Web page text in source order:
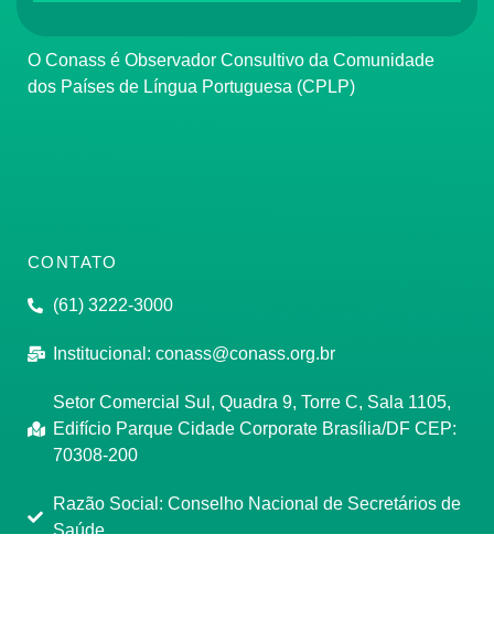
O Conass é Observador Consultivo da Comunidade
dos Países de Língua Portuguesa (CPLP)
CONTATO
(61) 3222-3000
Institucional: conass@conass.org.br
Setor Comercial Sul, Quadra 9, Torre C, Sala 1105,
Edifício Parque Cidade Corporate Brasília/DF CEP:
70308-200
Razão Social: Conselho Nacional de Secretários de
Saúde